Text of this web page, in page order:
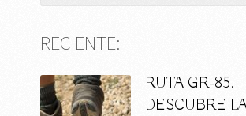
RECIENTE:
RUTA GR-85.
DESCUBRE